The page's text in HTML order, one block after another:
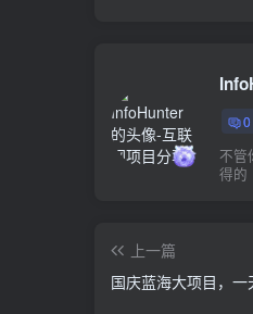
0
不管
得的
上一篇
国庆蓝海大项目，